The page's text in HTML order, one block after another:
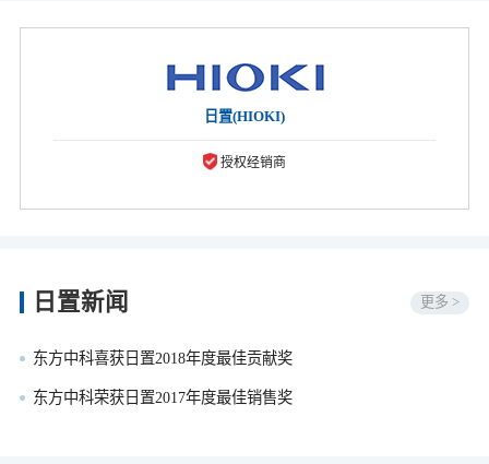
日置(HIOKI)
授权经销商
日置新闻 更多 >
东方中科喜获日置2018年度最佳贡献奖
东方中科荣获日置2017年度最佳销售奖